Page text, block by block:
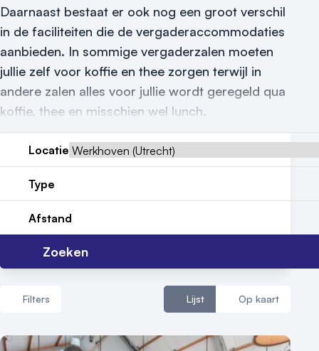
Nieuws
Reviews (5⭐️)
Contact
Daarnaast bestaat er ook nog een groot verschil
in de faciliteiten die de vergaderaccommodaties
aanbieden. In sommige vergaderzalen moeten
jullie zelf voor koffie en thee zorgen terwijl in
andere zalen alles voor jullie wordt geregeld qua
koffie, thee en misschien wel lunch.
Locatie
Type
Afstand
Zoeken
Filters Lijst Op kaart